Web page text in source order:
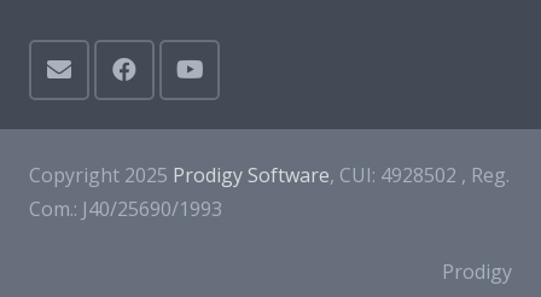
Copyright 2025 Prodigy Software, CUI: 4928502 , Reg.
Com.: J40/25690/1993
Prodigy